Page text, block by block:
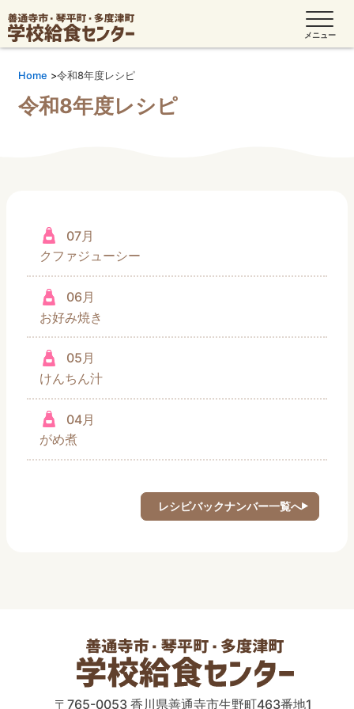
Home 令和8年度レシピ
令和8年度レシピ
07月
クファジューシー
06月
お好み焼き
05月
けんちん汁
04月
がめ煮
レシピバックナンバー一覧へ
〒765-0053 香川県善通寺市生野町463番地1